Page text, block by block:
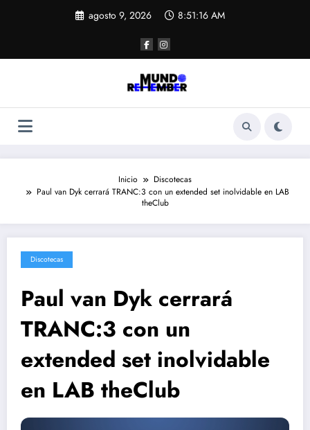
agosto 9, 2026 8:51:16 AM
Inicio
Discotecas
Paul van Dyk cerrará TRANC:3 con un extended set inolvidable en LAB
theClub
Discotecas
Paul van Dyk cerrará
TRANC:3 con un
extended set inolvidable
en LAB theClub